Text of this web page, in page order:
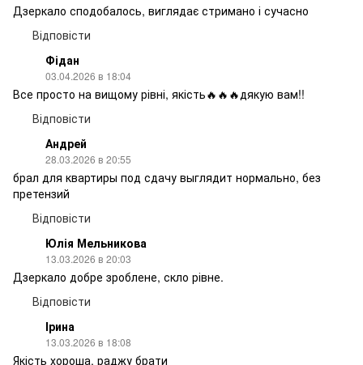
Дзеркало сподобалось, виглядає стримано і сучасно
Відповісти
Фідан
03.04.2026 в 18:04
Все просто на вищому рівні, якість🔥🔥🔥дякую вам!!
Відповісти
Андрей
28.03.2026 в 20:55
брал для квартиры под сдачу выглядит нормально, без
претензий
Відповісти
Юлія Мельникова
13.03.2026 в 20:03
Дзеркало добре зроблене, скло рівне.
Відповісти
Ірина
13.03.2026 в 18:08
Якість хороша, раджу брати